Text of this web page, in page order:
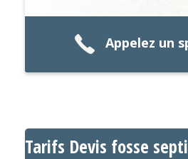
Appelez un
Tarifs Devis fosse